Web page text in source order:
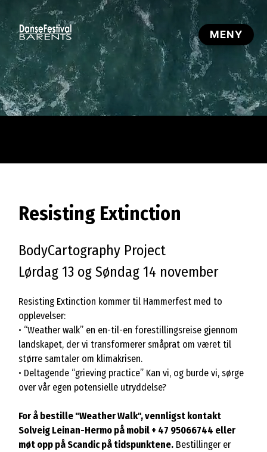
Resisting Extinction
BodyCartography Project
Lørdag 13 og Søndag 14 november
Resisting Extinction kommer til Hammerfest med to
opplevelser:
• “Weather walk” en en-til-en forestillingsreise gjennom
landskapet, der vi transformerer småprat om været til
større samtaler om klimakrisen.
• Deltagende “grieving practice” Kan vi, og burde vi, sørge
over vår egen potensielle utryddelse?
For å bestille "Weather Walk", vennligst kontakt
Solveig Leinan-Hermo på mobil + 47 95066744 eller
møt opp på Scandic på tidspunktene. Bestillinger er